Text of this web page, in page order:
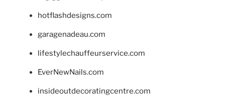
hotflashdesigns.com
garagenadeau.com
lifestylechauffeurservice.com
EverNewNails.com
insideoutdecoratingcentre.com